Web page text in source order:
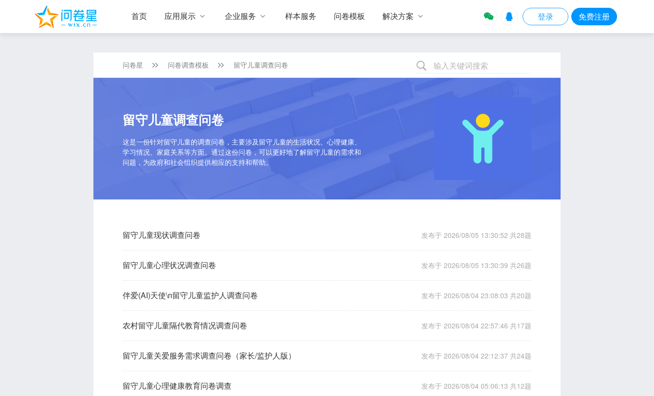
首页 应用展示  企业服务  样本服务 问卷模板 解决方案    登录 免费注册
问卷星 问卷调查模板 留守儿童调查问卷 输入关键词搜索
留守儿童调查问卷
这是一份针对留守儿童的调查问卷，主要涉及留守儿童的生活状况、心理健康、
学习情况、家庭关系等方面。通过这份问卷，可以更好地了解留守儿童的需求和
问题，为政府和社会组织提供相应的支持和帮助。
留守儿童现状调查问卷 发布于 2026/08/05 13:30:52 共28题
留守儿童心理状况调查问卷 发布于 2026/08/05 13:30:39 共26题
伴爱(AI)天使\n留守儿童监护人调查问卷 发布于 2026/08/04 23:08:03 共20题
农村留守儿童隔代教育情况调查问卷 发布于 2026/08/04 22:57:46 共17题
留守儿童关爱服务需求调查问卷（家长/监护人版） 发布于 2026/08/04 22:12:37 共24题
留守儿童心理健康教育问卷调查 发布于 2026/08/04 05:06:13 共12题